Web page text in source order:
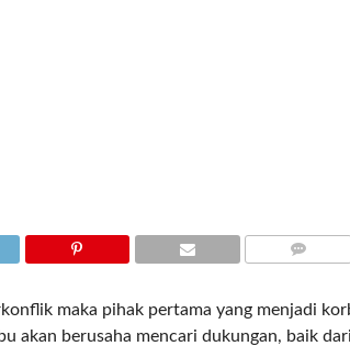
maka pihak pertama yang menjadi
akan berusaha mencari dukungan, baik